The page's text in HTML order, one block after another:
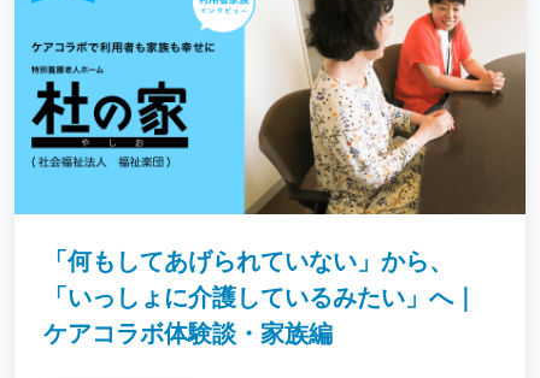
「何もしてあげられていない」から、
「いっしょに介護しているみたい」へ｜
ケアコラボ体験談・家族編